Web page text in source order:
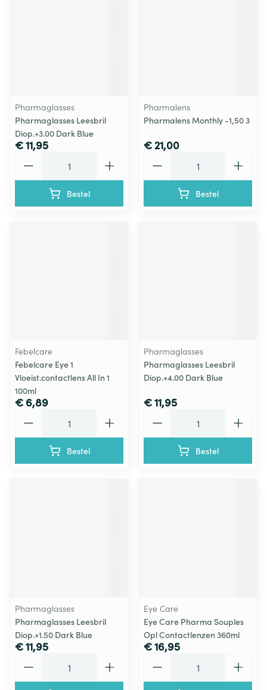
Pharmaglasses
Pharmaglasses Leesbril
Diop.+3.00 Dark Blue
€ 11,95
Bestel
Pharmalens
Pharmalens Monthly -1,50 3
€ 21,00
Bestel
Febelcare
Febelcare Eye 1
Vloeist.contactlens All In 1
100ml
€ 6,89
Bestel
Pharmaglasses
Pharmaglasses Leesbril
Diop.+4.00 Dark Blue
€ 11,95
Bestel
Pharmaglasses
Pharmaglasses Leesbril
Diop.+1.50 Dark Blue
€ 11,95
Eye Care
Eye Care Pharma Souples
Opl Contactlenzen 360ml
€ 16,95